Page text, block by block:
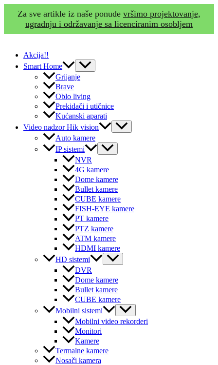
Za sve artikle iz naše ponude vršimo projektovanje,
ugradnju i održavanje sa licenciranim osobljem
contentAkcija!!
Smart Home
Menu
Toggle
Grijanje
Brave
Oblo living
Prekidači i utičnice
Kućanski aparati
Video nadzor Hik vision
Menu
Toggle
Auto kamere
IP sistemi
Menu
Toggle
NVR
4G kamere
Dome kamere
Bullet kamere
CUBE kamere
FISH-EYE kamere
PT kamere
PTZ kamere
ATM kamere
HDMI kamere
HD sistemi
Menu
Toggle
DVR
Dome kamere
Bullet kamere
CUBE kamere
Mobilni sistemi
Menu
Toggle
Mobilni video rekorderi
Monitori
Kamere
Termalne kamere
Nosači kamera